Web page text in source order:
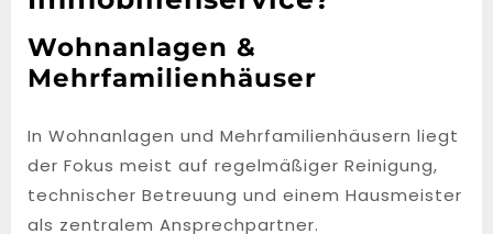
Wohnanlagen &
Mehrfamilienhäuser
In Wohnanlagen und Mehrfamilienhäusern liegt
der Fokus meist auf regelmäßiger Reinigung,
technischer Betreuung und einem Hausmeister
als zentralem Ansprechpartner.